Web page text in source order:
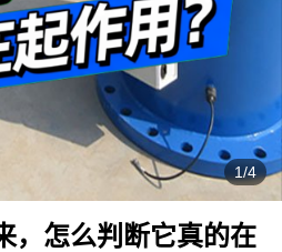
1/4
，怎么判断它真的在